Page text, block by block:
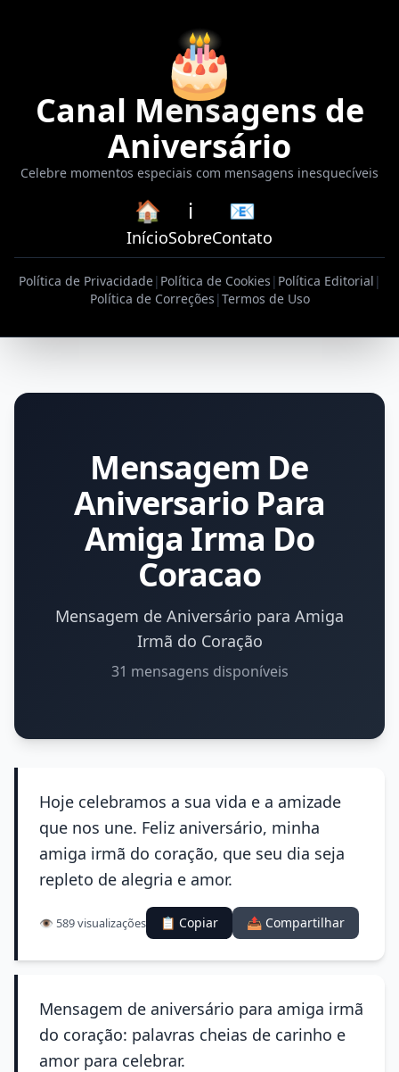
🎂
Canal Mensagens de
Aniversário
Celebre momentos especiais com mensagens inesquecíveis
🏠
Início
ℹ️
Sobre
📧
Contato
Política de Privacidade| Política de Cookies | Política Editorial |
Política de Correções |Termos de Uso
Mensagem De
Aniversario Para
Amiga Irma Do
Coracao
Mensagem de Aniversário para Amiga
Irmã do Coração
31 mensagens disponíveis
Hoje celebramos a sua vida e a amizade
que nos une. Feliz aniversário, minha
amiga irmã do coração, que seu dia seja
repleto de alegria e amor.
👁️ 589 visualizações 📋 Copiar 📤 Compartilhar
Mensagem de aniversário para amiga irmã
do coração: palavras cheias de carinho e
amor para celebrar.